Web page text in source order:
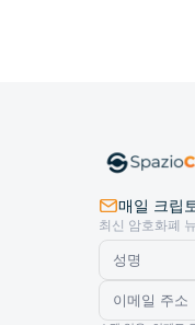
매일 크립
최신 암호화폐